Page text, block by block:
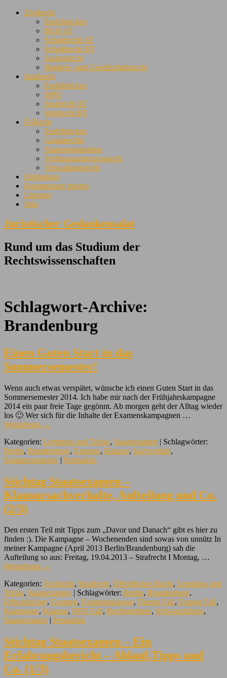
Zivilrecht
Eselsbrücken
BGB AT
Schuldrecht AT
Schuldrecht BT
Sachenrecht
Handels- und Gesellschaftsrecht
Strafrecht
Eselsbrücken
StPO
Strafrecht AT
Strafrecht BT
Ö-Recht
Eselsbrücken
Grundrechte
Staatsorganisation
Verfassungsprozessrecht
Verwaltungsrecht
Onlinekurs
Kommentare mieten
Literatur
Jobs
Juristischer Gedankensalat
Rund um das Studium der
Rechtswissenschaften
Schlagwort-Archive:
Brandenburg
Einen Guten Start in das
Sommersemester!
Wenn auch etwas verspätet, wünsche ich einen Guten Start in das
Sommersemester 2014. Ich habe mir nach der Frühjahrskampagne
2014 ein paar freie Tage gegönnt. Ab morgen geht der Alltag wieder
los 🙂 Wer sich für die Inhalte der Examenskampagnen …
Weiterlesen →
Kategorien: Lerntipps und Tricks, Staatsexamen | Schlagwörter:
Berlin, Brandenburg, Examen, Klausur, Sachverhalt,
Sommersemester| Permalink
Stichtag Staatsexamen –
Klausursachverhalte, Aufteilung und Co.
(2/3)
Den ersten Teil mit Tipps zum „Davor und Danach“ gibt es hier zu
finden :). Die Kampagne – Wochenenden sind sowas von unnütz In
meiner Kampagne (April 2013 Berlin/Brandenburg) sah die
Aufteilung so aus: Freitag, 19.04.2013 – Strafrecht I Montag, …
Weiterlesen →
Kategorien: Zivilrecht, Strafrecht, Öffentliches Recht, Lerntipps und
Tricks, Staatsexamen | Schlagwörter: Berlin, Brandenburg,
Erbschleicher, Examen, Examensklausur, Fliesen Fall, Fraport Fall,
Kampagne, Klausur, NPD Fall, Rechtsgebiete, Schwarzfahren,
Staatsexamen | Permalink
Stichtag Staatsexamen – Ein
Erfahrungsbericht – Ablauf,Tipps und
Co. (1/3)